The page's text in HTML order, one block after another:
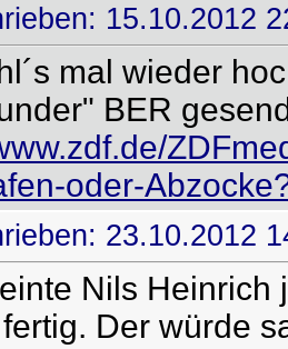
15.10.2012
mal wieder
BER
oder-
23.10.2012
Nils Heinrich
Der würde